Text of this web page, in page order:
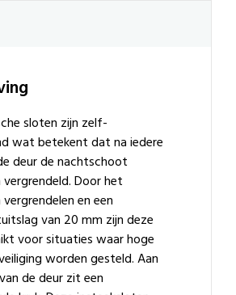
sloten zijn zelf-
wat betekent dat na iedere
deur de nachtschoot
Door het
en een
van 20 mm zijn deze
voor situaties waar hoge
worden gesteld. Aan
de deur zit een